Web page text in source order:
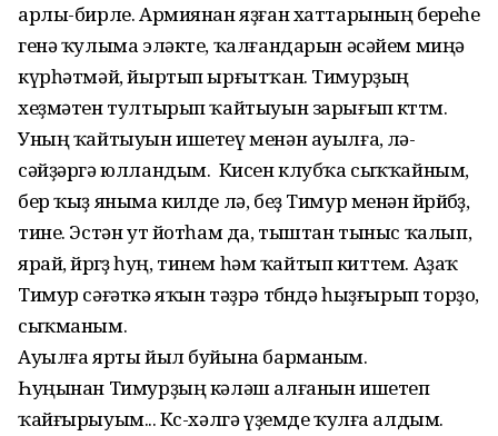
арлы-бирле. Армиянан яҙған хаттарының береһе
генә ҡулыма эләкте, ҡалғандарын әсәйем миңә
күрһәтмәй, йыртып ырғытҡан. Тимурҙың
хеҙмәтен тултырып ҡайтыуын зарығып көттөм.
Уның ҡайтыуын ишетеү менән ауылға, өлә­
сәйҙәргә юлландым. Кисен клубҡа сыҡ­ҡайным,
бер ҡыҙ яныма килде лә, беҙ Тимур менән йөрөйбөҙ,
тине. Эстән ут йотһам да, тыштан тыныс ҡалып,
ярай, йөрөгөҙ һуң, тинем һәм ҡайтып киттем. Аҙаҡ
Тимур сәғәткә яҡын тәҙрә төбөндә һыҙғырып торҙо,
сыҡманым.
Ауылға ярты йыл буйына барманым.
Һуңынан Тимурҙың кәләш алғанын ишетеп
ҡайғырыуым... Көс-хәлгә үҙемде ҡулға алдым.